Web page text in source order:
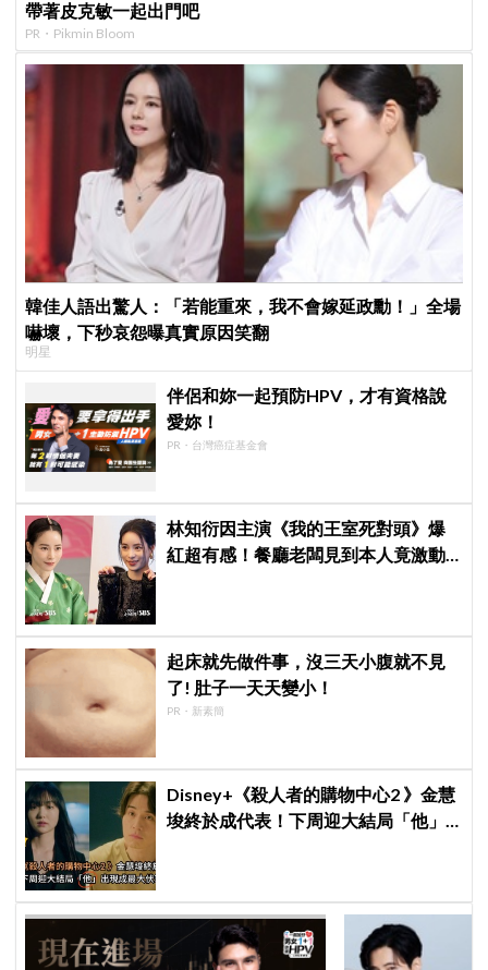
帶著皮克敏一起出門吧
PR・Pikmin Bloom
韓佳人語出驚人：「若能重來，我不會嫁延政勳！」全場
嚇壞，下秒哀怨曝真實原因笑翻
明星
伴侶和妳一起預防HPV，才有資格說
愛妳！
PR・台灣癌症基金會
林知衍因主演《我的王室死對頭》爆
紅超有感！餐廳老闆見到本人竟激動
起床就先做件事，沒三天小腹就不見
了! 肚子一天天變小！
PR・新素簡
Disney+《殺人者的購物中心2 》金慧
埈終於成代表！下周迎大結局「他」